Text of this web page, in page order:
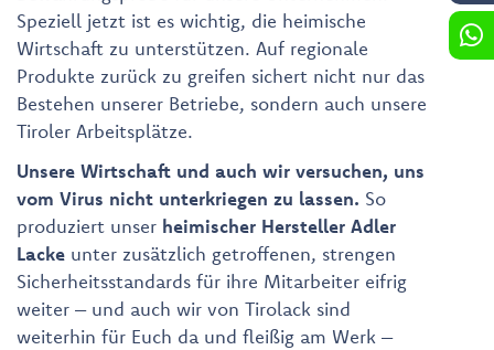
Speziell jetzt ist es wichtig, die heimische
Wirtschaft zu unterstützen. Auf regionale
Produkte zurück zu greifen sichert nicht nur das
Bestehen unserer Betriebe, sondern auch unsere
Tiroler Arbeitsplätze.
Unsere Wirtschaft und auch wir versuchen, uns
vom Virus nicht unterkriegen zu lassen. So
produziert unser heimischer Hersteller Adler
Lacke unter zusätzlich getroffenen, strengen
Sicherheitsstandards für ihre Mitarbeiter eifrig
weiter – und auch wir von Tirolack sind
weiterhin für Euch da und fleißig am Werk –